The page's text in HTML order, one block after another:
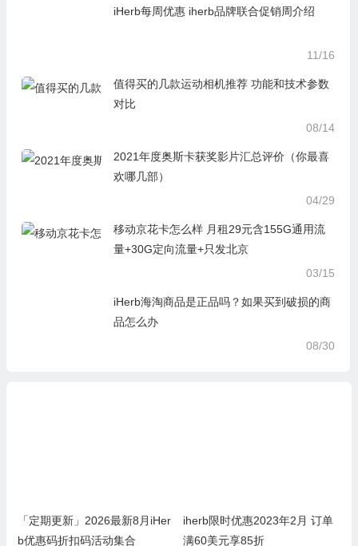
iHerb每周优惠 iherb品牌联合促销周介绍
11/16
值得买的几款运动相机推荐 功能和技术参数
对比
08/14
2021年度奥斯卡获奖影片汇总评价（你最喜
欢哪几部）
04/29
移动京花卡怎么样 月租29元含155G通用流
量+30G定向流量+只发北京
03/15
iHerb海淘商品是正品吗？如果买到破损的商
品怎么办
08/30
「定期更新」2026最新8月iHer
b优惠码折扣码活动集合
iherb限时优惠2023年2月 订单
满60美元享85折